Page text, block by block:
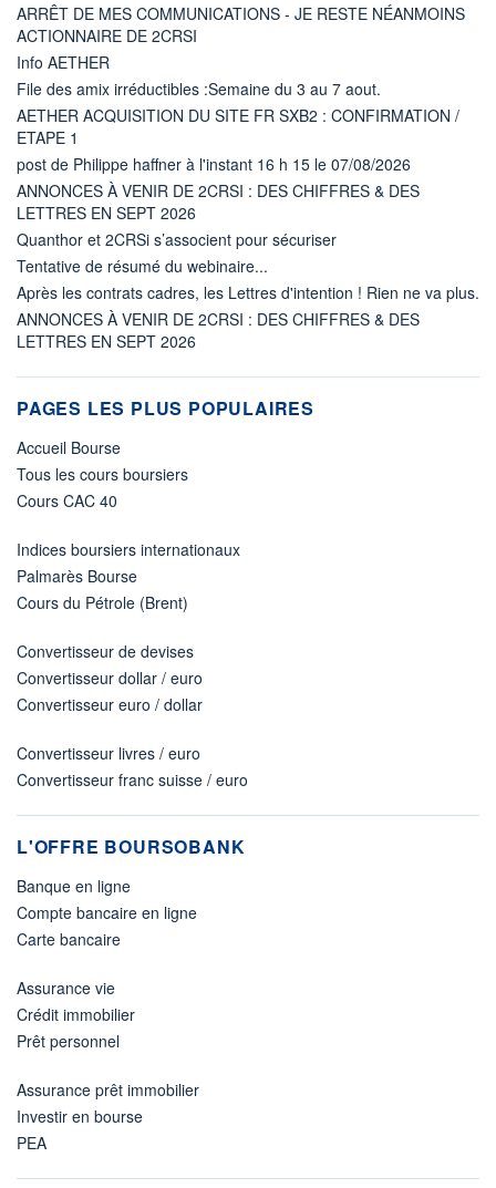
ARRÊT DE MES COMMUNICATIONS - JE RESTE NÉANMOINS
ACTIONNAIRE DE 2CRSI
Info AETHER
File des amix irréductibles :Semaine du 3 au 7 aout.
AETHER ACQUISITION DU SITE FR SXB2 : CONFIRMATION /
ETAPE 1
post de Philippe haffner à l'instant 16 h 15 le 07/08/2026
ANNONCES À VENIR DE 2CRSI : DES CHIFFRES & DES
LETTRES EN SEPT 2026
Quanthor et 2CRSi s’associent pour sécuriser
Tentative de résumé du webinaire...
Après les contrats cadres, les Lettres d'intention ! Rien ne va plus.
ANNONCES À VENIR DE 2CRSI : DES CHIFFRES & DES
LETTRES EN SEPT 2026
PAGES LES PLUS POPULAIRES
Accueil Bourse
Tous les cours boursiers
Cours CAC 40
Indices boursiers internationaux
Palmarès Bourse
Cours du Pétrole (Brent)
Convertisseur de devises
Convertisseur dollar / euro
Convertisseur euro / dollar
Convertisseur livres / euro
Convertisseur franc suisse / euro
L'OFFRE BOURSOBANK
Banque en ligne
Compte bancaire en ligne
Carte bancaire
Assurance vie
Crédit immobilier
Prêt personnel
Assurance prêt immobilier
Investir en bourse
PEA